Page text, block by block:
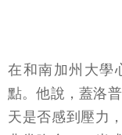
天是否感到壓力
非常吻合：一半
前一天曾感受到